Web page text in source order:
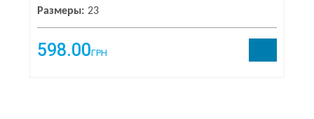
Размеры: 23
598.00ГРН